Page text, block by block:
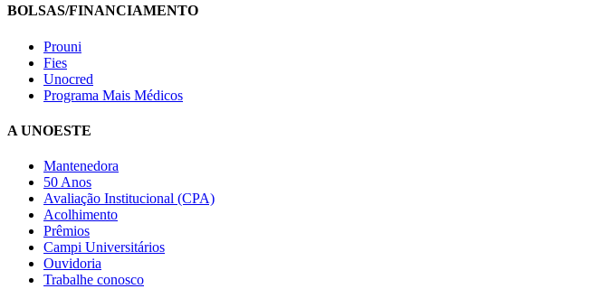
BOLSAS/FINANCIAMENTO
Prouni
Fies
Unocred
Programa Mais Médicos
A UNOESTE
Mantenedora
50 Anos
Avaliação Institucional (CPA)
Acolhimento
Prêmios
Campi Universitários
Ouvidoria
Trabalhe conosco